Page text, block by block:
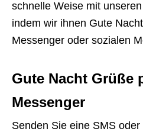
schnelle Weise mit
indem wir ihnen Gute
Messenger oder sozialen
Gute Nacht Grüße
Messenger
Senden Sie eine SMS